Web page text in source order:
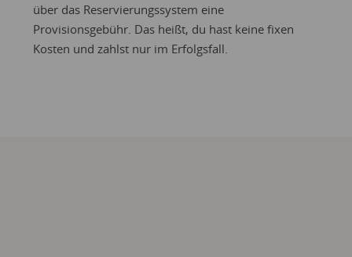
über das Reservierungssystem eine
Provisionsgebühr. Das heißt, du hast keine fixen
Kosten und zahlst nur im Erfolgsfall.